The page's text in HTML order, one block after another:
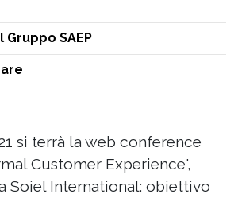
Gruppo SAEP
si terrà la web conference
Customer Experience',
Soiel International: obiettivo